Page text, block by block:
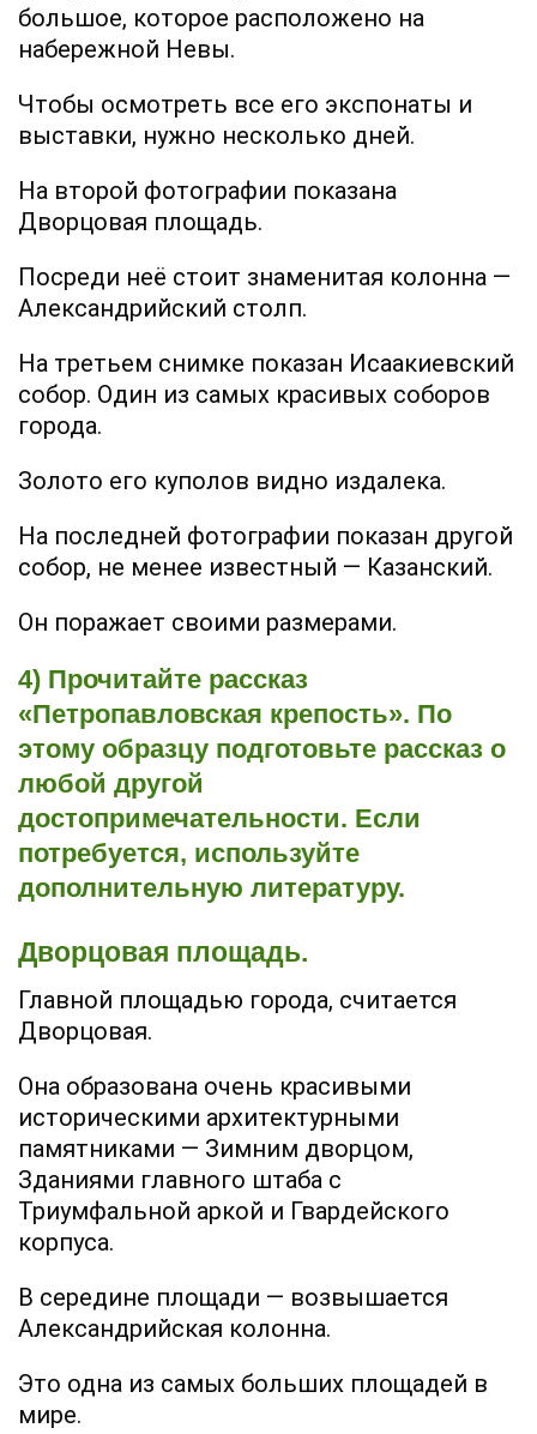
большое, которое расположено на
набережной Невы.
Чтобы осмотреть все его экспонаты и
выставки, нужно несколько дней.
На второй фотографии показана
Дворцовая площадь.
Посреди неё стоит знаменитая колонна —
Александрийский столп.
На третьем снимке показан Исаакиевский
собор. Один из самых красивых соборов
города.
Золото его куполов видно издалека.
На последней фотографии показан другой
собор, не менее известный — Казанский.
Он поражает своими размерами.
4) Прочитайте рассказ
«Петропавловская крепость». По
этому образцу подготовьте рассказ о
любой другой
достопримечательности. Если
потребуется, используйте
дополнительную литературу.
Дворцовая площадь.
Главной площадью города, считается
Дворцовая.
Она образована очень красивыми
историческими архитектурными
памятниками — Зимним дворцом,
Зданиями главного штаба с
Триумфальной аркой и Гвардейского
корпуса.
В середине площади — возвышается
Александрийская колонна.
Это одна из самых больших площадей в
мире.